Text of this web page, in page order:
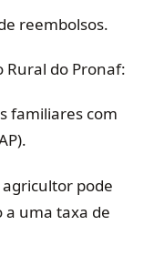
reembolsos.
Rural do Pronaf:
familiares com
agricultor pode
a uma taxa de